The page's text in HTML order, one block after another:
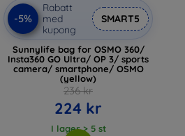
-5%
Rabatt
med
kupong
SMART5
Sunnylife bag for OSMO 360/
Insta360 GO Ultra/ OP 3/ sports
camera/ smartphone/ OSMO
(yellow)
236 kr
224 kr
I lager > 5 st